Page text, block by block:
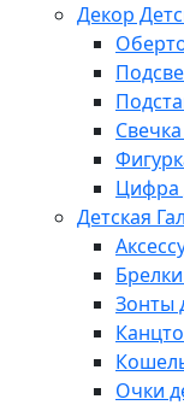
Декор
Цифра
Детская
Зонты
Очки